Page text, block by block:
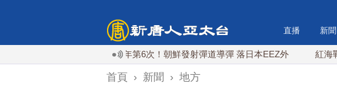
直播 新聞
今年第6次！朝鮮發射彈道導彈 落日本EEZ外 紅海戰火續升
首頁 › 新聞 › 地方